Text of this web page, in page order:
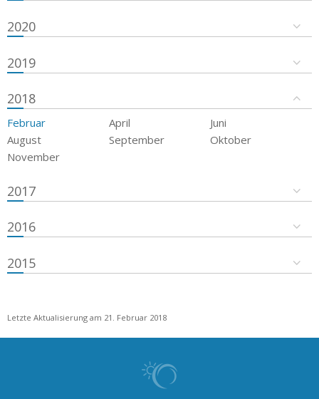
2020
2019
2018
Februar April
Juni
August
September
Oktober
November
2017
2016
2015
Letzte Aktualisierung am 21. Februar 2018